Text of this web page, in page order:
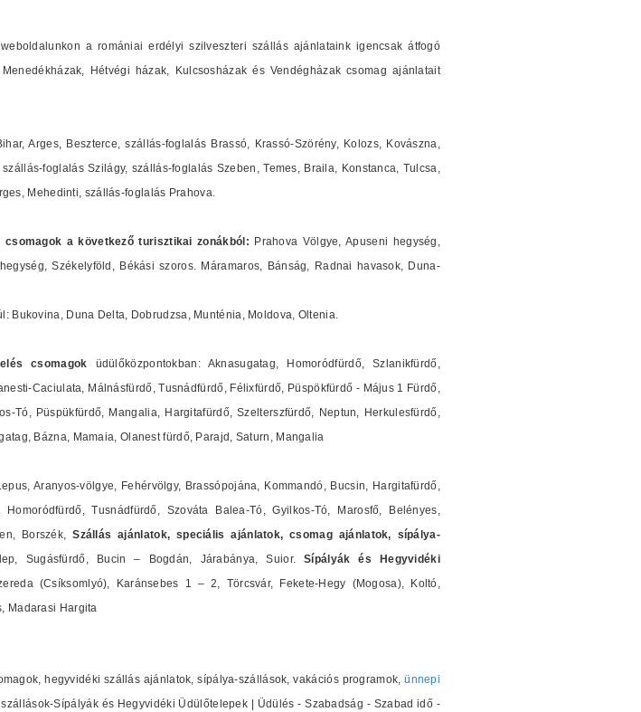
weboldalunkon a romániai erdélyi szilveszteri szállás ajánlataink igencsak átfogó
Hétvégi házak, Kulcsosházak és Vendégházak csomag ajánlatait
Arges, Beszterce, szállás-foglalás Brassó, Krassó-Szörény, Kolozs, Kovászna,
foglalás Szilágy, szállás-foglalás Szeben, Temes, Braila, Konstanca, Tulcsa,
Mehedinti, szállás-foglalás Prahova.
csomagok a következő turisztikai zonákból: Prahova Völgye, Apuseni hegység,
Székelyföld, Békási szoros. Máramaros, Bánság, Radnai havasok, Duna-
Bukovina, Duna Delta, Dobrudzsa, Munténia, Moldova, Oltenia.
csomagok
üdülőközpontokban: Aknasugatag, Homoródfürdő, Szlanikfürdő,
Caciulata, Málnásfürdő, Tusnádfürdő, Félixfürdő, Püspökfürdő - Május 1 Fürdő,
Tó, Püspükfürdő, Mangalia, Hargitafürdő, Szelterszfürdő, Neptun, Herkulesfürdő,
Bázna, Mamaia, Olanest fürdő, Parajd, Saturn, Mangalia
Aranyos-völgye, Fehérvölgy, Brassópojána, Kommandó, Bucsin, Hargitafürdő,
Tusnádfürdő, Szováta Balea-Tó, Gyilkos-Tó, Marosfő, Belényes,
Borszék,Szállás ajánlatok, speciális ajánlatok, csomag ajánlatok, sípálya-
Sugásfürdő, Bucin – Bogdán, Járabánya, Suior.Sípályák és Hegyvidéki
(Csíksomlyó), Karánsebes 1 – 2, Törcsvár, Fekete-Hegy (Mogosa), Koltó,
Madarasi Hargita
hegyvidéki szállás ajánlatok, sípálya-szállások, vakációs programok,ünnepi
Sípályák és Hegyvidéki Üdülőtelepek | Üdülés - Szabadság - Szabad idő -